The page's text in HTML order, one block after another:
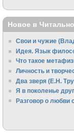
Новое в
Свои и чужие
Идея. Язык
Что такое
Личность и
Два зверя (Е.Н.
Я в поколенье
Разговор о любви